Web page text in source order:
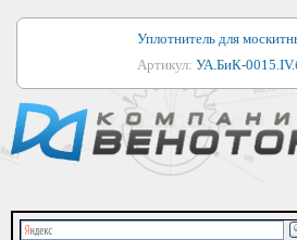
Уплотнитель для
Артикул: УА.БиК-
Уплотнитель для
Артикул:1044
Уплотнитель для
Артикул:УМ.БиК-